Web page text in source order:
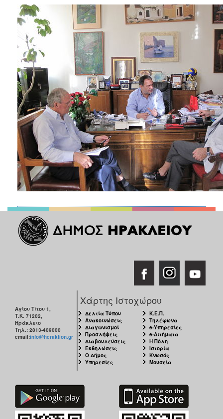
Αγίου Τίτου 1,
Τ.Κ. 71202,
Ηράκλειο
Τηλ.: 2813-409000
email:info@heraklion.gr
Χάρτης Ιστοχώρου
Δελτία Τύπου
Ανακοινώσεις
Διαγωνισμοί
Προσλήψεις
Διαβουλεύσεις
Εκδηλώσεις
Ο Δήμος
Υπηρεσίες
Κ.Ε.Π.
Τηλέφωνα
e-Υπηρεσίες
e-Αιτήματα
Η Πόλη
Ιστορία
Κνωσός
Μουσεία